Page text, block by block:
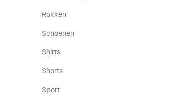
Rokken
Schoenen
Shirts
Shorts
Sport